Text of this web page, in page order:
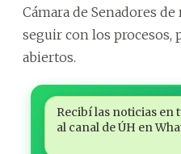
Cámara de Senadores
seguir con los procesos,
abiertos.
Recibí las noticias en
al canal de ÚH en